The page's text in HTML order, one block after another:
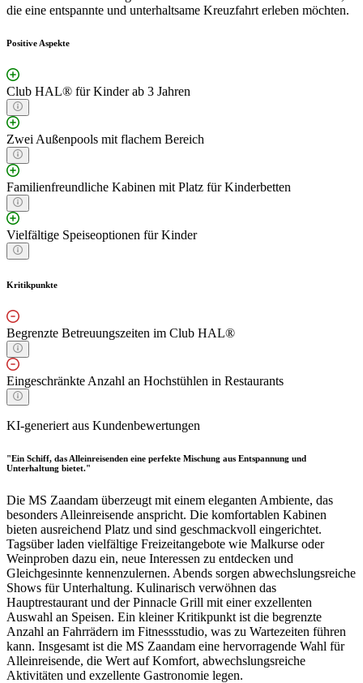
die eine entspannte und unterhaltsame Kreuzfahrt erleben möchten.
Positive Aspekte
Club HAL® für Kinder ab 3 Jahren
Zwei Außenpools mit flachem Bereich
Familienfreundliche Kabinen mit Platz für Kinderbetten
Vielfältige Speiseoptionen für Kinder
Kritikpunkte
Begrenzte Betreuungszeiten im Club HAL®
Eingeschränkte Anzahl an Hochstühlen in Restaurants
KI-generiert aus Kundenbewertungen
"Ein Schiff, das Alleinreisenden eine perfekte Mischung aus Entspannung und
Unterhaltung bietet."
Die MS Zaandam überzeugt mit einem eleganten Ambiente, das
besonders Alleinreisende anspricht. Die komfortablen Kabinen
bieten ausreichend Platz und sind geschmackvoll eingerichtet.
Tagsüber laden vielfältige Freizeitangebote wie Malkurse oder
Weinproben dazu ein, neue Interessen zu entdecken und
Gleichgesinnte kennenzulernen. Abends sorgen abwechslungsreiche
Shows für Unterhaltung. Kulinarisch verwöhnen das
Hauptrestaurant und der Pinnacle Grill mit einer exzellenten
Auswahl an Speisen. Ein kleiner Kritikpunkt ist die begrenzte
Anzahl an Fahrrädern im Fitnessstudio, was zu Wartezeiten führen
kann. Insgesamt ist die MS Zaandam eine hervorragende Wahl für
Alleinreisende, die Wert auf Komfort, abwechslungsreiche
Aktivitäten und exzellente Gastronomie legen.